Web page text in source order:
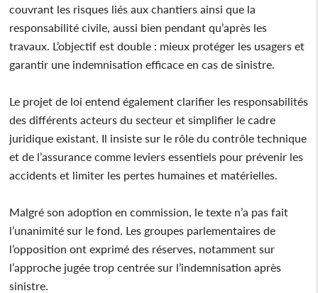
couvrant les risques liés aux chantiers ainsi que la
responsabilité civile, aussi bien pendant qu’après les
travaux. L’objectif est double : mieux protéger les usagers et
garantir une indemnisation efficace en cas de sinistre.
Le projet de loi entend également clarifier les responsabilités
des différents acteurs du secteur et simplifier le cadre
juridique existant. Il insiste sur le rôle du contrôle technique
et de l’assurance comme leviers essentiels pour prévenir les
accidents et limiter les pertes humaines et matérielles.
Malgré son adoption en commission, le texte n’a pas fait
l’unanimité sur le fond. Les groupes parlementaires de
l’opposition ont exprimé des réserves, notamment sur
l’approche jugée trop centrée sur l’indemnisation après
sinistre.